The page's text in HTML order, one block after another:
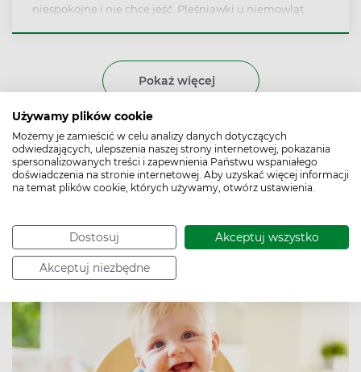
Używamy plików cookie
Możemy je zamieścić w celu analizy danych dotyczących
odwiedzających, ulepszenia naszej strony internetowej, pokazania
spersonalizowanych treści i zapewnienia Państwu wspaniałego
doświadczenia na stronie internetowej. Aby uzyskać więcej informacji
na temat plików cookie, których używamy, otwórz ustawienia.
Dostosuj Akceptuj wszystko
Akceptuj niezbędne
niespokojne i nie chce jeść. Pleśniawki u niemowląt
Pokaż więcej
Karmienie niemowląt –
metoda BLW. Zasady,
korzyści i zagrożenia
Iga Hintz Data publikacji: 22.02.2019